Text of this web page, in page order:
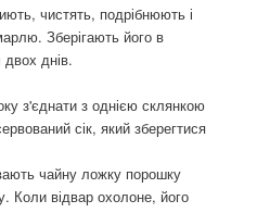
чистять, подрібнюють і
Зберігають його в
днів.
з'єднати з однією склянкою
сік, який зберегтися
чайну ложку порошку
Коли відвар охолоне, його